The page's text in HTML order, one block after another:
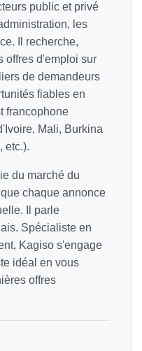
public et privé
les
Il recherche,
offres d'emploi sur
de demandeurs
fiables en
francophone
Mali, Burkina
etc.).
du marché du
chaque annonce
Il parle
Spécialiste en
Kagiso s'engage
idéal en vous
offres